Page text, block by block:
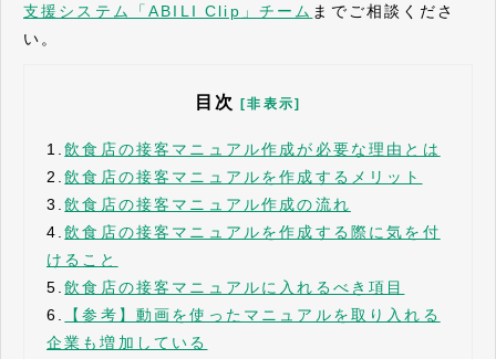
支援システム「ABILI Clip」チーム までご相談くださ
い。
目次 [非表示]
1.飲食店の接客マニュアル作成が必要な理由とは
2.飲食店の接客マニュアルを作成するメリット
3.飲食店の接客マニュアル作成の流れ
4.飲食店の接客マニュアルを作成する際に気を付
けること
5.飲食店の接客マニュアルに入れるべき項目
6.
【参考】動画を使ったマニュアルを取り入れる
企業も増加している